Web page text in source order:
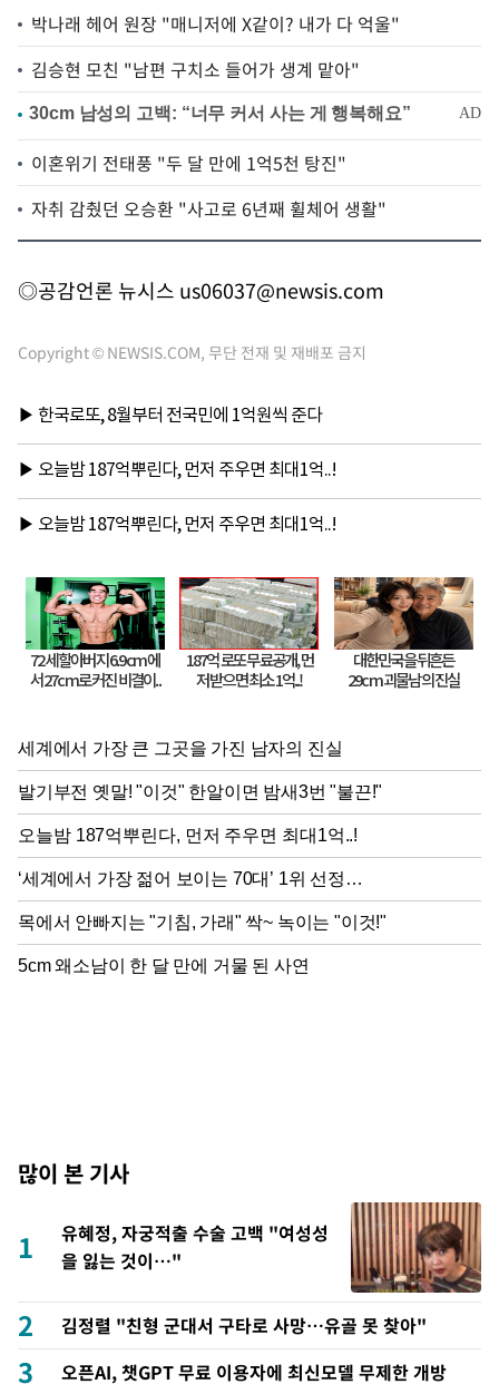
박나래 헤어 원장 "매니저에 X같이? 내가 다 억울"
김승현 모친 "남편 구치소 들어가 생계 맡아"
이혼위기 전태풍 "두 달 만에 1억5천 탕진"
자취 감췄던 오승환 "사고로 6년째 휠체어 생활"
◎공감언론 뉴시스 us06037@newsis.com
Copyright © NEWSIS.COM, 무단 전재 및 재배포 금지
많이 본 기사
1
유혜정, 자궁적출 수술 고백 "여성성
을 잃는 것이…"
2 김정렬 "친형 군대서 구타로 사망…유골 못 찾아"
3 오픈AI, 챗GPT 무료 이용자에 최신모델 무제한 개방